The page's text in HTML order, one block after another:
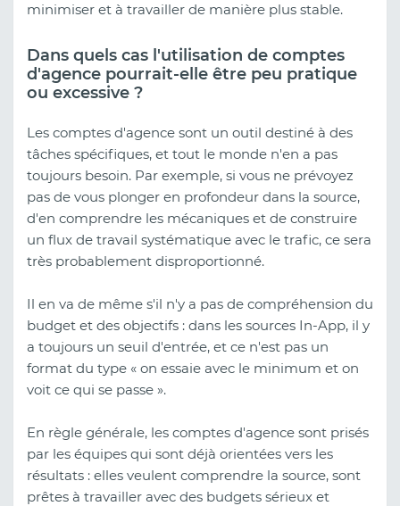
minimiser et à travailler de manière plus stable.
Dans quels cas l'utilisation de comptes
d'agence pourrait-elle être peu pratique
ou excessive ?
Les comptes d'agence sont un outil destiné à des
tâches spécifiques, et tout le monde n'en a pas
toujours besoin. Par exemple, si vous ne prévoyez
pas de vous plonger en profondeur dans la source,
d'en comprendre les mécaniques et de construire
un flux de travail systématique avec le trafic, ce sera
très probablement disproportionné.
Il en va de même s'il n'y a pas de compréhension du
budget et des objectifs : dans les sources In-App, il y
a toujours un seuil d'entrée, et ce n'est pas un
format du type « on essaie avec le minimum et on
voit ce qui se passe ».
En règle générale, les comptes d'agence sont prisés
par les équipes qui sont déjà orientées vers les
résultats : elles veulent comprendre la source, sont
prêtes à travailler avec des budgets sérieux et